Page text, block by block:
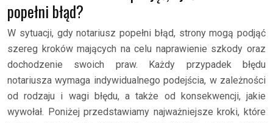
popełni błąd?
W sytuacji, gdy notariusz popełni błąd, strony mogą podjąć
szereg kroków mających na celu naprawienie szkody oraz
dochodzenie swoich praw. Każdy przypadek błędu
notariusza wymaga indywidualnego podejścia, w zależności
od rodzaju i wagi błędu, a także od konsekwencji, jakie
wywołał. Poniżej przedstawiamy najważniejsze kroki, które